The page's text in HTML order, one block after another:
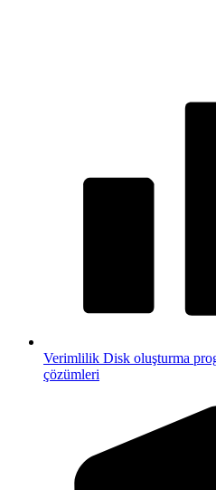
Verimlilik Disk oluşturma
çözümleri